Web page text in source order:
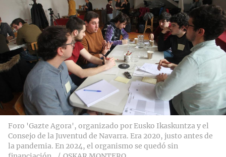
Foro 'Gazte Agora', organizado por Eusko Ikaskuntza y el
Consejo de la Juventud de Navarra. Era 2020, justo antes de
la pandemia. En 2024, el organismo se quedó sin